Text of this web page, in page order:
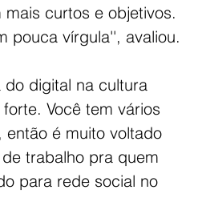
mais curtos e objetivos.
pouca vírgula'', avaliou.
digital na cultura
Você tem vários
é muito voltado
de trabalho pra quem
para rede social no